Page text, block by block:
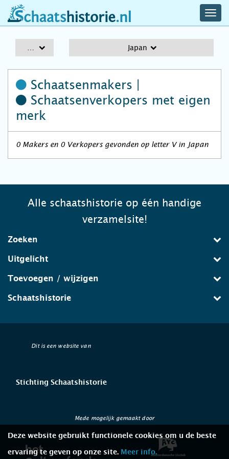
schaatshistorie.nl
Japan
Schaatsenmakers |
Schaatsenverkopers met eigen
merk
0 Makers en 0 Verkopers gevonden op letter V in Japan
Alle schaatshistorie op één handige
verzamelsite!
Zoeken
Uitgelicht
Toevoegen / wijzigen
Schaatshistorie
Dit is een website van
Stichting Schaatshistorie
Mede mogelijk gemaakt door
Deze website gebruikt functionele cookies om u de beste
ervaring te geven op onze site. Meer info.